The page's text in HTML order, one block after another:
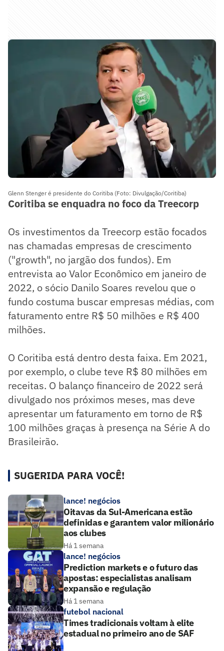
Glenn Stenger é presidente do Coritiba (Foto: Divulgação/Coritiba)
Coritiba se enquadra no foco da Treecorp
Os investimentos da Treecorp estão focados
nas chamadas empresas de crescimento
("growth", no jargão dos fundos). Em
entrevista ao Valor Econômico em janeiro de
2022, o sócio Danilo Soares revelou que o
fundo costuma buscar empresas médias, com
faturamento entre R$ 50 milhões e R$ 400
milhões.
O Coritiba está dentro desta faixa. Em 2021,
por exemplo, o clube teve R$ 80 milhões em
receitas. O balanço financeiro de 2022 será
divulgado nos próximos meses, mas deve
apresentar um faturamento em torno de R$
100 milhões graças à presença na Série A do
Brasileirão.
SUGERIDA PARA VOCÊ!
lance! negócios
Oitavas da Sul-Americana estão
definidas e garantem valor milionário
aos clubes
Há 1 semana
lance! negócios
Prediction markets e o futuro das
apostas: especialistas analisam
expansão e regulação
Há 1 semana
futebol nacional
Times tradicionais voltam à elite
estadual no primeiro ano de SAF